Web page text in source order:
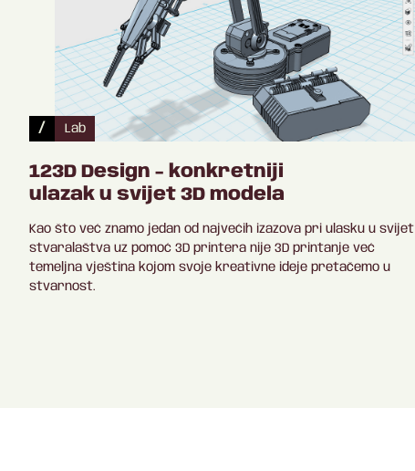
/ Lab
123D Design - konkretniji
ulazak u svijet 3D modela
Kao što već znamo jedan od najvećih izazova pri ulasku u svijet
stvaralaštva uz pomoć 3D printera nije 3D printanje već
temeljna vještina kojom svoje kreativne ideje pretačemo u
stvarnost.